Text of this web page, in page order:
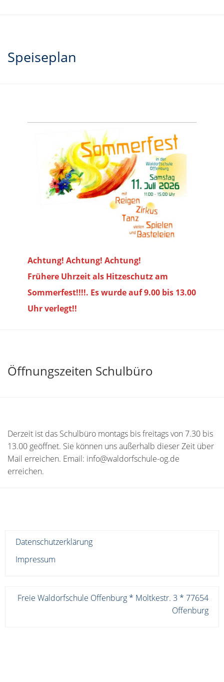
Speiseplan
Achtung! Achtung! Achtung!
Frühere Uhrzeit als Hitzeschutz am
Sommerfest!!!!. Es wurde auf 9.00 bis 13.00
Uhr verlegt!!
Öffnungszeiten Schulbüro
Derzeit ist das Schulbüro montags bis freitags von 7.30 bis
13.00 geöffnet. Sie können uns außerhalb dieser Zeit über
Mail erreichen. Email: info@waldorfschule-og.de
erreichen.
Datenschutzerklärung
Impressum
Freie Waldorfschule Offenburg * Moltkestr. 3 * 77654
Offenburg